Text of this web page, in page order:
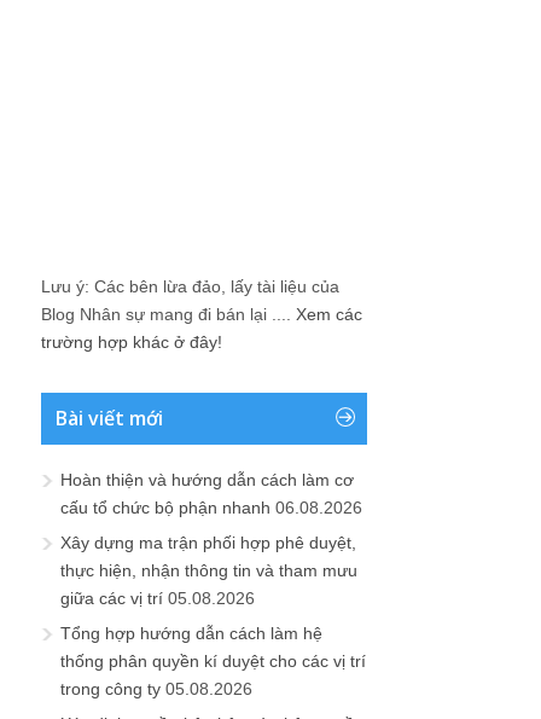
Lưu ý: Các bên lừa đảo, lấy tài liệu của
Blog Nhân sự mang đi bán lại .... Xem các
trường hợp khác ở đây!
Bài viết mới
Hoàn thiện và hướng dẫn cách làm cơ
cấu tổ chức bộ phận nhanh 06.08.2026
Xây dựng ma trận phối hợp phê duyệt,
thực hiện, nhận thông tin và tham mưu
giữa các vị trí 05.08.2026
Tổng hợp hướng dẫn cách làm hệ
thống phân quyền kí duyệt cho các vị trí
trong công ty 05.08.2026